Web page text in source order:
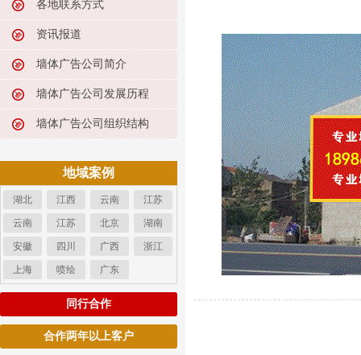
各地联系方式
资讯报道
墙体广告公司简介
墙体广告公司发展历程
墙体广告公司组织结构
地域案例
湖北 江西 云南 江苏
云南 江苏 北京 湖南
安徽 四川 广西 浙江
上海 喷绘 广东
同行合作
合作两年以上客户